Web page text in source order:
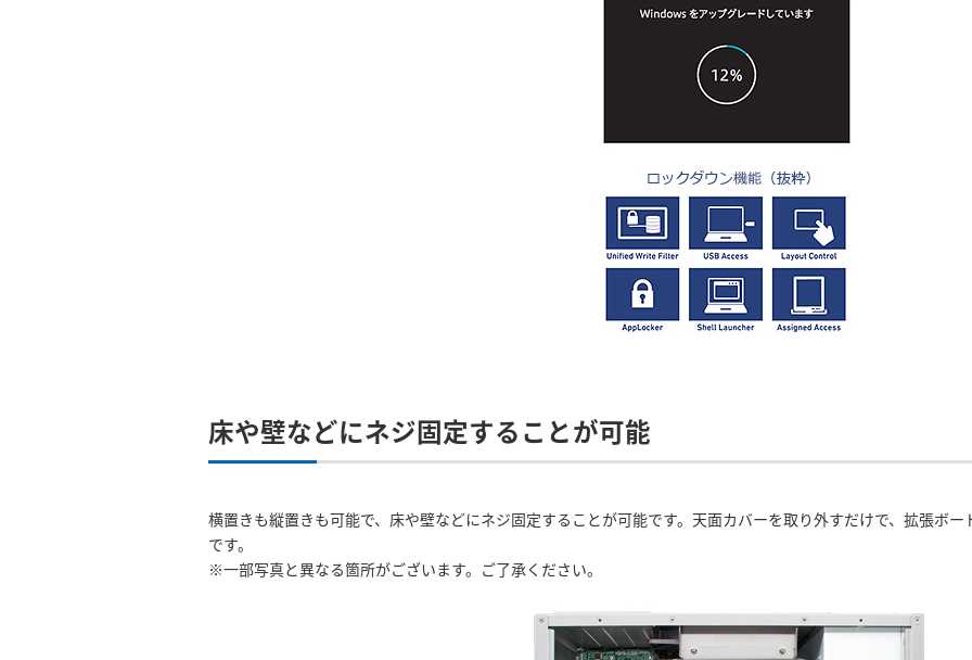
床や壁などにネジ固定することが可能
横置きも縦置きも可能で、床や壁などにネジ固定することが可能です。天面カバーを取り外すだけで、拡張ボ
です。
※一部写真と異なる箇所がございます。ご了承ください。